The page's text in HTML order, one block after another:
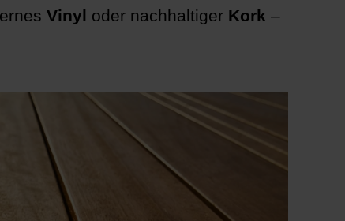
Vinyl oder nachhaltiger Kork –